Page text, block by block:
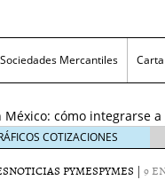
Sociedades Mercantiles
rumbo al
6 enero, 2026
están creciendo
México: cómo integrarse
2026 en las
enero, 2026
COTIZACIONES
NOTICIAS PYMESPYMES | 9